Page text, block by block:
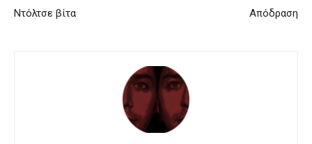
Ντόλτσε βίτα Απόδραση